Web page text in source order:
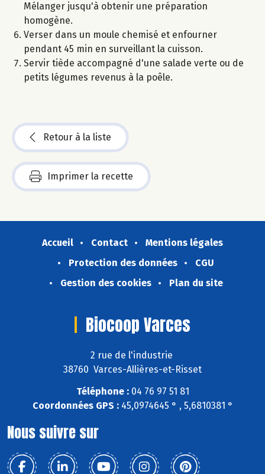
Mélanger jusqu'à obtenir une préparation
homogène.
Verser dans un moule chemisé et enfourner
pendant 45 min en surveillant la cuisson.
Servir tiède accompagné d'une salade verte ou de
petits légumes revenus à la poêle.
Retour à la liste
Imprimer la recette
Accueil Contact
Mentions légales
Protection des données
CGU
Gestion des cookies
Plan du site
Biocoop Varces
2 rue de l'industrie
38760 Varces-Allières-et-Risset
Téléphone :04 76 97 51 81
Coordonnées GPS :45,0974645 ° , 5,6810381 °
Nous suivre sur